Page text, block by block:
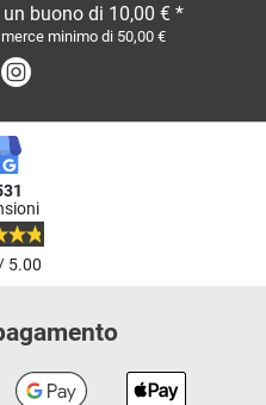
buono di 10,00 € *
minimo di 50,00 €
Facebook
5.00